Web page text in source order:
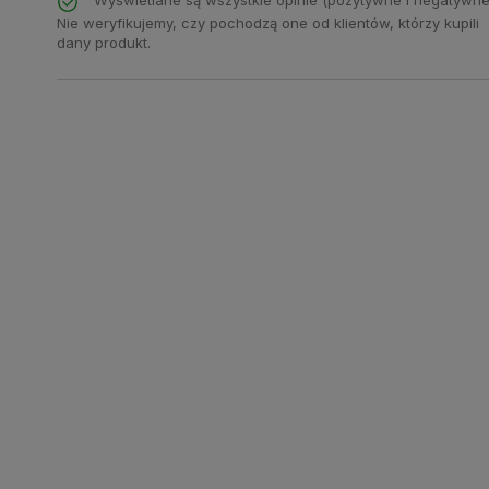
Nie weryfikujemy, czy pochodzą one od klientów, którzy kupili
dany produkt.